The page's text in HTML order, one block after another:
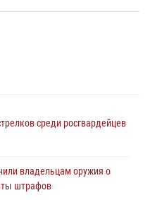
среди росгвардейцев
владельцам оружия о
штрафов